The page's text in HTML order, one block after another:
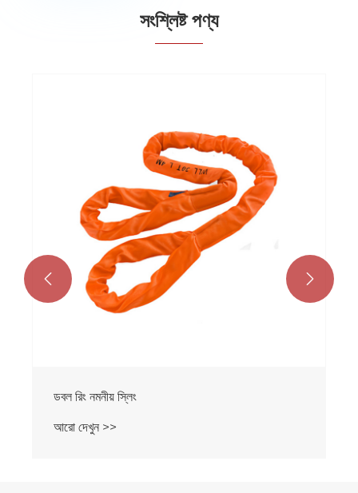
সংশ্লিষ্ট পণ্য
ডবল রিং নমনীয় স্লিং
আরো দেখুন >>
 